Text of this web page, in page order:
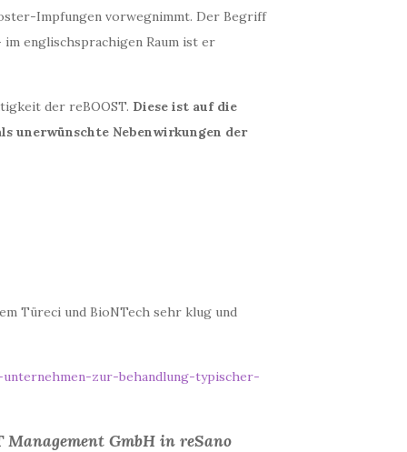
Impfungen vorwegnimmt. Der Begriff
englischsprachigen Raum ist er
der reBOOST. Diese ist auf die
unerwünschte Nebenwirkungen der
Türeci und BioNTech sehr klug und
zur-behandlung-typischer-
Management GmbH in reSano